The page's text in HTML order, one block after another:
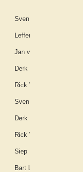
Sven Broersma
Leffert Nicolai
Jan van Paassen
Derk Schuttel
Rick Weggen
Sven Broersma
Derk Schuttel
Rick Weggen
Siep Postma
Bart Lemstra